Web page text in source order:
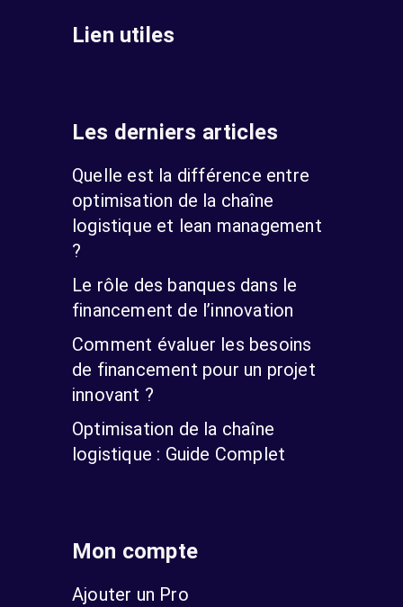
Lien utiles
Les derniers articles
Quelle est la différence entre
optimisation de la chaîne
logistique et lean management
?
Le rôle des banques dans le
financement de l’innovation
Comment évaluer les besoins
de financement pour un projet
innovant ?
Optimisation de la chaîne
logistique : Guide Complet
Mon compte
Ajouter un Pro